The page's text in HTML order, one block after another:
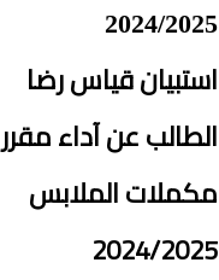
2024/2025
استبيان قياس رضا
الطالب عن آداء مقرر
مكملات الملابس
2024/2025